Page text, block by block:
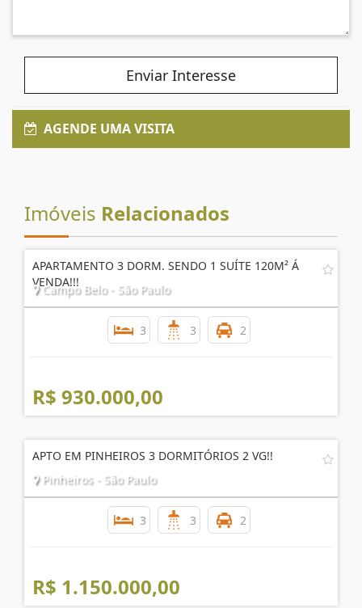
Enviar Interesse
ImóveisRelacionados
APARTAMENTO 3 DORM. SENDO 1 SUÍTE 120M² Á
3
R$ 930.000,00
APTO EM PINHEIROS 3 DORMITÓRIOS 2 VG!!
3